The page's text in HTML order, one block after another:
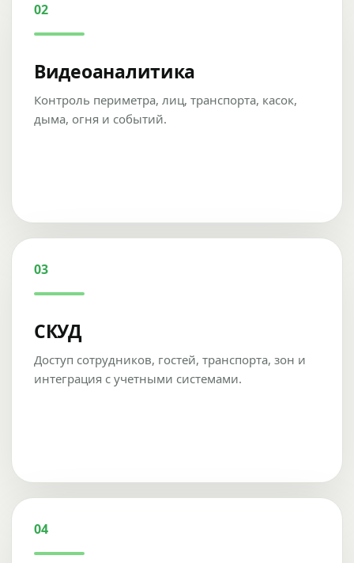
02
Видеоаналитика
Контроль периметра, лиц, транспорта, касок,
дыма, огня и событий.
03
СКУД
Доступ сотрудников, гостей, транспорта, зон и
интеграция с учетными системами.
04